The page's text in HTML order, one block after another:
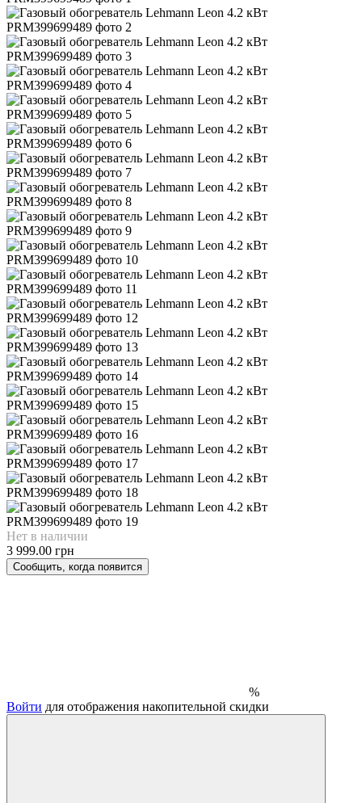
Нет в наличии
3 999.00 грн
Сообщить, когда появится
%
Войти для отображения накопительной скидки